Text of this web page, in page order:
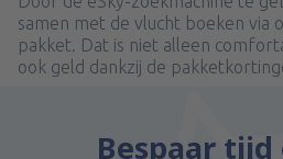
samen met de vlucht boeken via
pakket. Dat is niet alleen
ook geld dankzij de
Bespaar tijd